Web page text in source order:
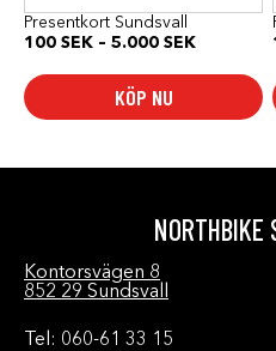
Presentkort Sundsvall
100 SEK – 5.000 SEK
5.000 SEK
KÖP NU
produktsidan
NORTHBIKE
Kontorsvägen 8
852 29 Sundsvall
Tel: 060-61 33 15